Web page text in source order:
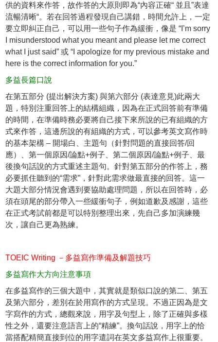
供的資料來作答，故作答的大原則即為“內容正確“ 並且”表達
流暢清晰“。若在回答過程發現自己講錯，時間允許上，一定
要立即糾正自己，可以用一些句子作為緩衝，像是 “I’m sorry
I misunderstood what you meant and please let me correct
what I just said” 或 “I apologize for my previous mistake and
here is the correct information for you.”
多益長篇口說
在第五部分 (提出解決方案) 與第六部分 (表達意見)此兩大
題，特別注重回答上的結構組織，因為在正式回答前有準備
的時間，在準備時務必要將自己接下來所說的已有組織的方
式來作答，這邊所說的有組織的方式，可以參考英文寫作時
的基本架構 – 開場白、主題句（針對問題的直接回答/回
應）、第一個原因/論點+例子、第二個原因/論點+例子、最
後換句話說的方式重述主題句。針對第五部分的作答上，務
必要抓住聽到的“需求”，針對此需求做最直接的回答。這一
大題大部分情況會遇到要協助處理問題，所以在回答時，必
須在頭尾的部分帶入一些緩衝句子，例如道歉及感謝，這些
在正式考試前都是可以特別整理出來，先自己多加演練幾
次，讓自己更為熟練。
TOEIC Writing －多益寫作準備及解題技巧
多益寫作大方向注意事項
在多益寫作的三個大題中，其實就是類似口說的第二、第五
及第六部分，差別在於用寫作的方式呈現。不過正因為是文
字寫作的方式，總觀來說，用字及句型上，除了正確與多樣
性之外，還要注意語言上的“精練”。換句話說，用字上的恰
當搭配精簡直接到位的用字遣詞在英文多益寫作上很重要。